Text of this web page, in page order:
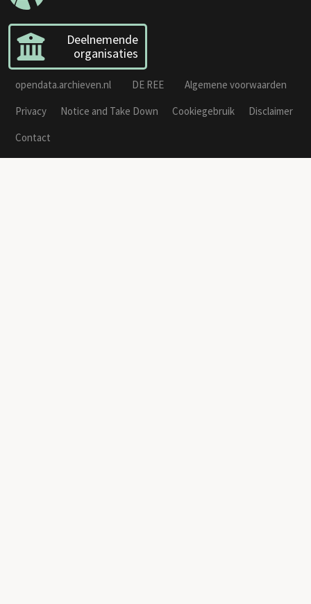
Deelnemende
organisaties
opendata.archieven.nl DE REE
Algemene voorwaarden
Privacy
Notice and Take Down Cookiegebruik
Disclaimer
Contact